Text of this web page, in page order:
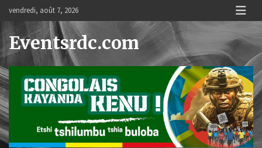
content
vendredi, août 7, 2026
Eventsrdc.com